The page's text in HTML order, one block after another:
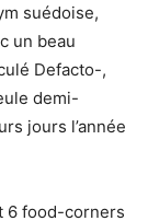
suédoise,
un beau
Defacto-,
demi-
jours l’année
6 food-corners